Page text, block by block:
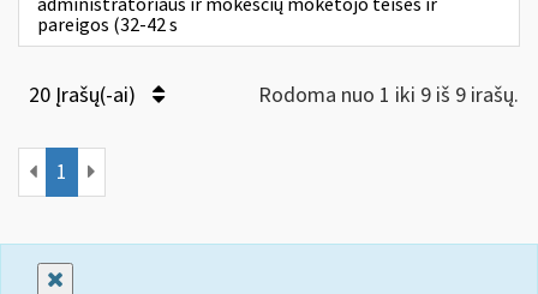
pareigos (32-42 s
20 Įrašų(-ai) Rodoma nuo 1 iki 9 iš 9 irašų.
1